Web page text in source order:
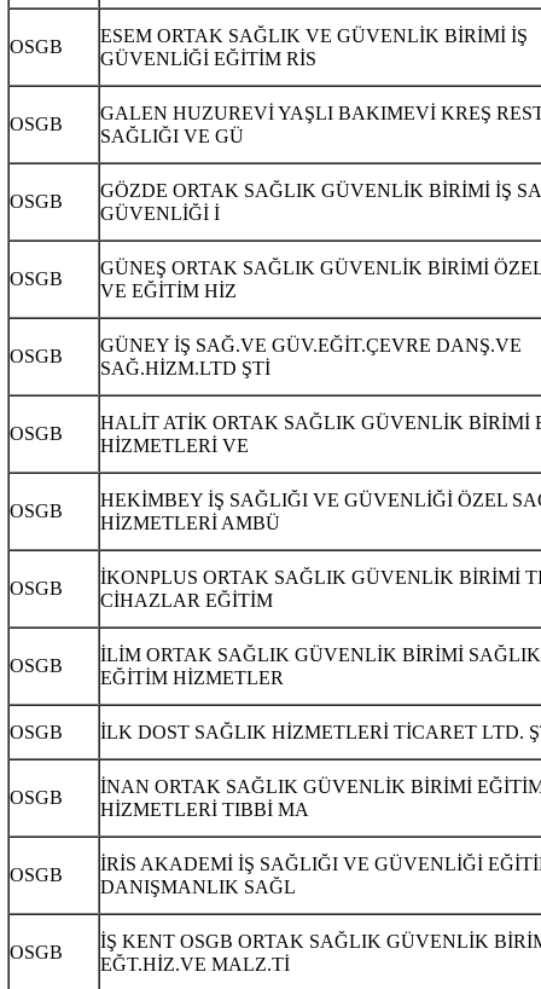
OSGB
ESEM ORTAK SAĞLIK VE GÜVENLİK BİRİMİ İŞ
GÜVENLİĞİ EĞİTİM RİS
OSGB
GALEN HUZUREVİ YAŞLI BAKIMEVİ KREŞ
SAĞLIĞI VE GÜ
OSGB
GÖZDE ORTAK SAĞLIK GÜVENLİK BİRİMİ İŞ
GÜVENLİĞİ İ
OSGB
GÜNEŞ ORTAK SAĞLIK GÜVENLİK BİRİMİ
VE EĞİTİM HİZ
OSGB
GÜNEY İŞ SAĞ.VE GÜV.EĞİT.ÇEVRE DANŞ.VE
SAĞ.HİZM.LTD ŞTİ
OSGB
HALİT ATİK ORTAK SAĞLIK GÜVENLİK BİRİMİ
HİZMETLERİ VE
OSGB
HEKİMBEY İŞ SAĞLIĞI VE GÜVENLİĞİ ÖZEL
HİZMETLERİ AMBÜ
OSGB
İKONPLUS ORTAK SAĞLIK GÜVENLİK BİRİMİ
CİHAZLAR EĞİTİM
OSGB
İLİM ORTAK SAĞLIK GÜVENLİK BİRİMİ
EĞİTİM HİZMETLER
OSGB İLK DOST SAĞLIK HİZMETLERİ TİCARET LTD.
OSGB
İNAN ORTAK SAĞLIK GÜVENLİK BİRİMİ
HİZMETLERİ TIBBİ MA
OSGB
İRİS AKADEMİ İŞ SAĞLIĞI VE GÜVENLİĞİ
DANIŞMANLIK SAĞL
OSGB
İŞ KENT OSGB ORTAK SAĞLIK GÜVENLİK
EĞT.HİZ.VE MALZ.Tİ